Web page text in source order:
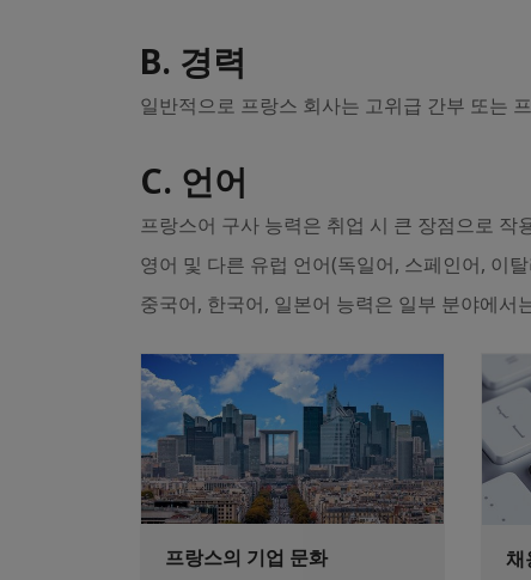
B. 경력
일반적으로 프랑스 회사는 고위급 간부 또는
C. 언어
프랑스어 구사 능력은 취업 시 큰 장점으로 작
영어 및 다른 유럽 언어(독일어, 스페인어, 이
중국어, 한국어, 일본어 능력은 일부 분야에서
프랑스의 기업 문화 채